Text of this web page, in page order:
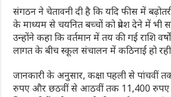
संगठन ने चेतावनी दी है कि यदि फीस में
के माध्यम से चयनित बच्चों को प्रवेश देने में
उन्होंने कहा कि वर्तमान में तय की गई राशि
लागत के बीच स्कूल संचालन में कठिनाई हो
जानकारी के अनुसार, कक्षा पहली से पांचवीं तक
रुपए और छठवीं से आठवीं तक 11,400 रुपए